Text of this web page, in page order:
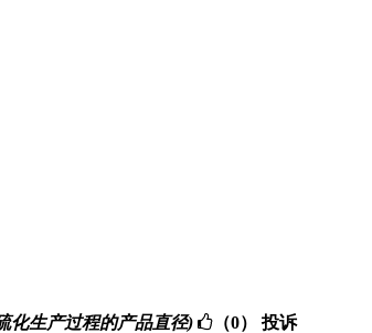
化生产过程的产品直径) （0） 投诉